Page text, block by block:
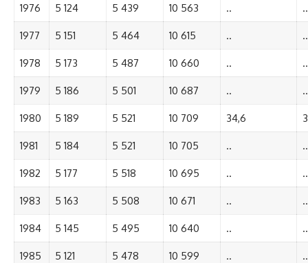
1976 5 124 5 439 10 563 .. ..
1977 5 151 5 464 10 615 .. ..
1978 5 173 5 487 10 660 .. ..
1979 5 186 5 501 10 687 .. ..
1980 5 189 5 521 10 709 34,6
1981 5 184 5 521 10 705 .. ..
1982 5 177 5 518 10 695 .. ..
1983 5 163 5 508 10 671 .. ..
1984 5 145 5 495 10 640 .. ..
1985 5 121 5 478 10 599 .. ..